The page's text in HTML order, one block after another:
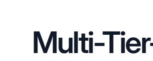
Multi-